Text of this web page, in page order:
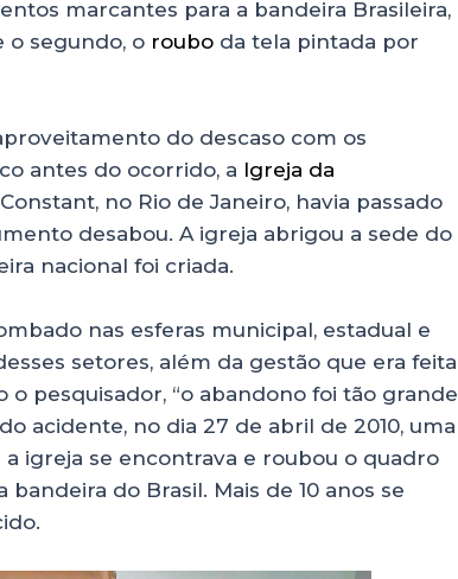
marcantes para a bandeira Brasileira,
o segundo, o roubo da tela pintada por
do descaso com os
antes do ocorrido, a Igreja da
no Rio de Janeiro, havia passado
desabou. A igreja abrigou a sede do
nacional foi criada.
nas esferas municipal, estadual e
setores, além da gestão que era feita
pesquisador, “o abandono foi tão grande
acidente, no dia 27 de abril de 2010, uma
igreja se encontrava e roubou o quadro
do Brasil. Mais de 10 anos se